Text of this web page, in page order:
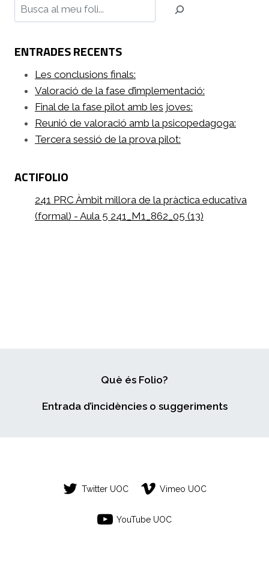
Cerca
ENTRADES RECENTS
Les conclusions finals:
Valoració de la fase d’implementació:
Final de la fase pilot amb les joves:
Reunió de valoració amb la psicopedagoga:
Tercera sessió de la prova pilot:
ACTIFOLIO
241 PRC Àmbit millora de la pràctica educativa
(formal) - Aula 5 241_M1_862_05 (13)
Què és Folio?
Entrada d’incidències o suggeriments
Twitter UOC Vimeo UOC
YouTube UOC